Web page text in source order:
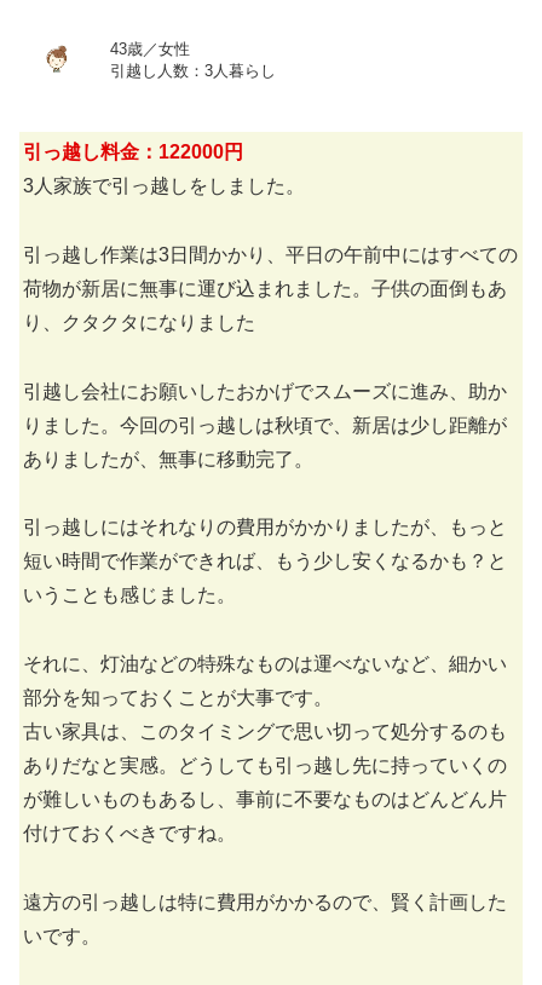
43歳／女性
引越し人数：3人暮らし
引っ越し料金：122000円
3人家族で引っ越しをしました。
引っ越し作業は3日間かかり、平日の午前中にはすべての
荷物が新居に無事に運び込まれました。子供の面倒もあ
り、クタクタになりました
引越し会社にお願いしたおかげでスムーズに進み、助か
りました。今回の引っ越しは秋頃で、新居は少し距離が
ありましたが、無事に移動完了。
引っ越しにはそれなりの費用がかかりましたが、もっと
短い時間で作業ができれば、もう少し安くなるかも？と
いうことも感じました。
それに、灯油などの特殊なものは運べないなど、細かい
部分を知っておくことが大事です。
古い家具は、このタイミングで思い切って処分するのも
ありだなと実感。どうしても引っ越し先に持っていくの
が難しいものもあるし、事前に不要なものはどんどん片
付けておくべきですね。
遠方の引っ越しは特に費用がかかるので、賢く計画した
いです。